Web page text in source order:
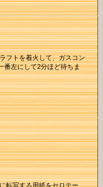
フトを着火して、ガスコン
番左にして2分ほど待ちま
転写する用紙をセロテー